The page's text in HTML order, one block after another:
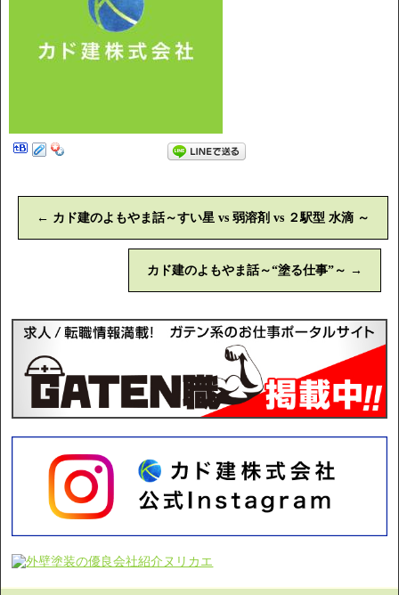
← カド建のよもやま話～すい星 vs 弱溶剤 vs ２駅型 水滴 ～
カド建のよもやま話～“塗る仕事”～ →